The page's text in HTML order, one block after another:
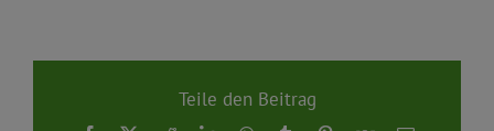
Teile den Beitrag